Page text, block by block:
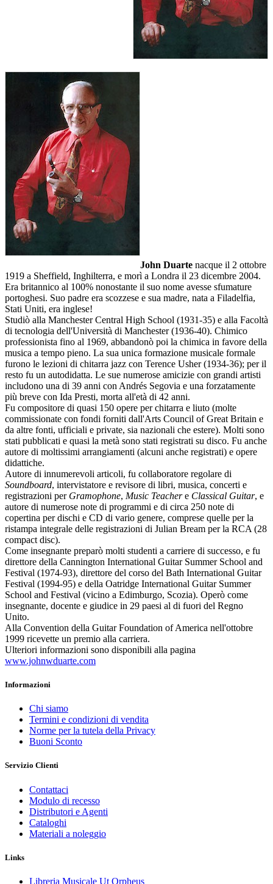
John Duarte nacque il 2 ottobre
1919 a Sheffield, Inghilterra, e morì a Londra il 23 dicembre 2004.
Era britannico al 100% nonostante il suo nome avesse sfumature
portoghesi. Suo padre era scozzese e sua madre, nata a Filadelfia,
Stati Uniti, era inglese!
Studiò alla Manchester Central High School (1931-35) e alla Facoltà
di tecnologia dell'Università di Manchester (1936-40). Chimico
professionista fino al 1969, abbandonò poi la chimica in favore della
musica a tempo pieno. La sua unica formazione musicale formale
furono le lezioni di chitarra jazz con Terence Usher (1934-36); per il
resto fu un autodidatta. Le sue numerose amicizie con grandi artisti
includono una di 39 anni con Andrés Segovia e una forzatamente
più breve con Ida Presti, morta all'età di 42 anni.
Fu compositore di quasi 150 opere per chitarra e liuto (molte
commissionate con fondi forniti dall'Arts Council of Great Britain e
da altre fonti, ufficiali e private, sia nazionali che estere). Molti sono
stati pubblicati e quasi la metà sono stati registrati su disco. Fu anche
autore di moltissimi arrangiamenti (alcuni anche registrati) e opere
didattiche.
Autore di innumerevoli articoli, fu collaboratore regolare di
Soundboard, intervistatore e revisore di libri, musica, concerti e
registrazioni per Gramophone, Music Teachere Classical Guitar, e
autore di numerose note di programmi e di circa 250 note di
copertina per dischi e CD di vario genere, comprese quelle per la
ristampa integrale delle registrazioni di Julian Bream per la RCA (28
compact disc).
Come insegnante preparò molti studenti a carriere di successo, e fu
direttore della Cannington International Guitar Summer School and
Festival (1974-93), direttore del corso del Bath International Guitar
Festival (1994-95) e della Oatridge International Guitar Summer
School and Festival (vicino a Edimburgo, Scozia). Operò come
insegnante, docente e giudice in 29 paesi al di fuori del Regno
Unito.
Alla Convention della Guitar Foundation of America nell'ottobre
1999 ricevette un premio alla carriera.
Ulteriori informazioni sono disponibili alla pagina
www.johnwduarte.com
Informazioni
Chi siamo
Termini e condizioni di vendita
Norme per la tutela della Privacy
Buoni Sconto
Servizio Clienti
Contattaci
Modulo di recesso
Distributori e Agenti
Cataloghi
Materiali a noleggio
Links
Libreria Musicale Ut Orpheus